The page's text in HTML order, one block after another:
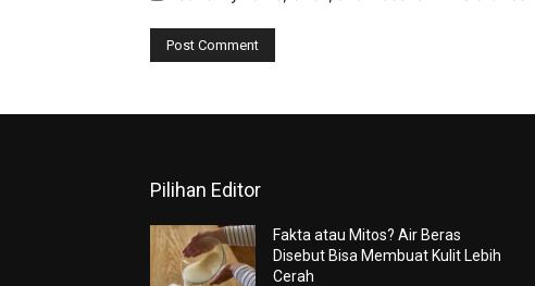
Pilihan Editor
Fakta atau Mitos? Air Beras
Disebut Bisa Membuat Kulit Lebih
Cerah